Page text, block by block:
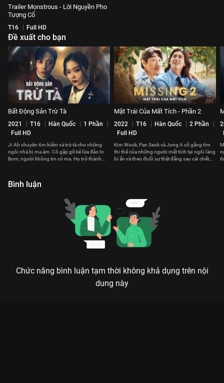
Trailer Monstrous - Lời Nguyền Pho
Tượng Cổ
T16 Full HD
Đề xuất cho bạn
Bất Động Sản Trừ Tà
2021 T16 Hàn Quốc
1 Phần
Full HD
Ji Ah chuyên tìm kiếm và trừ tà cho những
ngôi nhà bị ma ám. Cô gặp gỡ kẻ lừa đảo In
Bum, người không tin có ma. Họ trở thành
Mặt Trái Của Mất Tích - Phần 2
2022 T16 Hàn Quốc
2 Phần
Full HD
Kim Wook, Pan Seok và Jong A cố gắng tìm
thi thể của những người mất tích tại ngôi làng
bí ẩn và theo đuổi sự thật đằng sau cái chết
Bình luận
Chức năng bình luận tạm thời không khả dụng trên nội
dung này